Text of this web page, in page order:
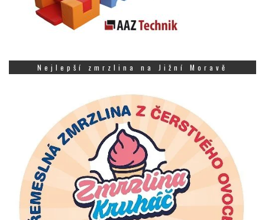
Nejlepší zmrzlina na Jižní Moravě